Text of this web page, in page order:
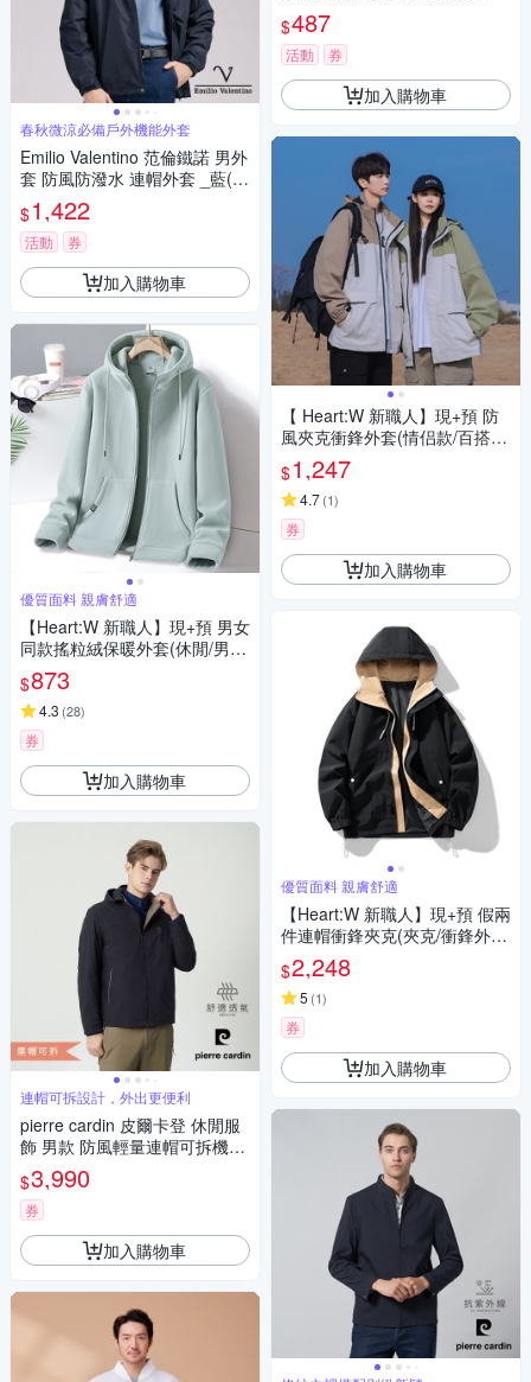
春秋微涼必備戶外機能外套
Emilio Valentino 范倫鐵諾 男外
套 防風防潑水 連帽外套 _藍(2
2-5K9281)
$1,422
活動 券
加入購物車
優質面料 親膚舒適
【Heart:W 新職人】現+預 男女
同款搖粒絨保暖外套(休閒/男外
套/女外套/連帽外套)
$873
4.3 (28)
券
加入購物車
連帽可拆設計，外出更便利
pierre cardin 皮爾卡登 休閒服
飾 男款 防風輕量連帽可拆機能
外套-深藍色(5255663-39)
$3,990
券
加入購物車
$487
活動 券
加入購物車
【 Heart:W 新職人】現+預 防
風夾克衝鋒外套(情侣款/百搭/
休閒/潮流/防風外套)
$1,247
4.7(1)
券
加入購物車
優質面料 親膚舒適
【Heart:W 新職人】現+預 假兩
件連帽衝鋒夾克(夾克/衝鋒外
套/質感)
$2,248
5 (1)
券
加入購物車